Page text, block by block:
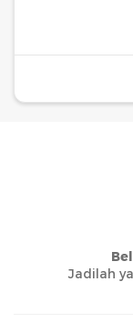
Jadilah